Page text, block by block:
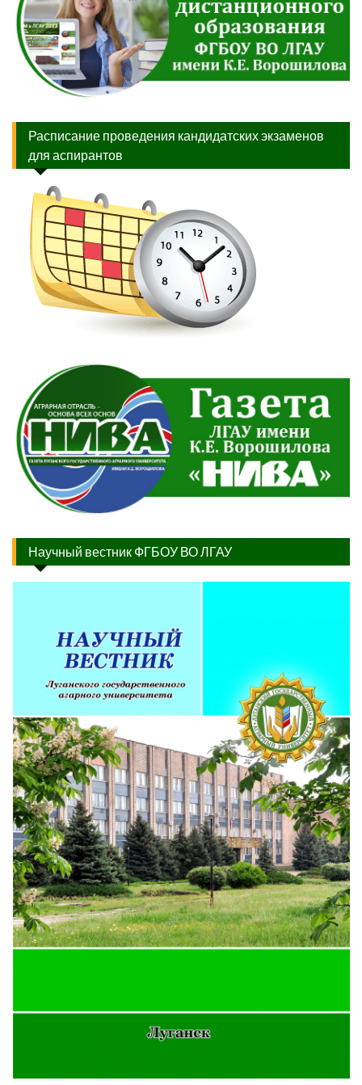
Расписание проведения кандидатских экзаменов
для аспирантов
Научный вестник ФГБОУ ВО ЛГАУ